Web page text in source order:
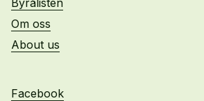
Byrålisten
Om oss
About us
Facebook